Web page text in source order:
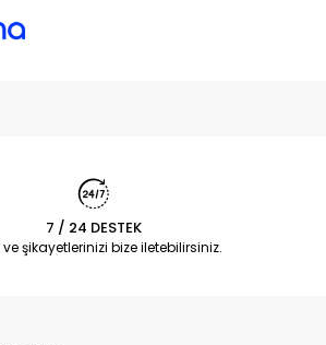
7 / 24 DESTEK
ve şikayetlerinizi bize iletebilirsiniz.